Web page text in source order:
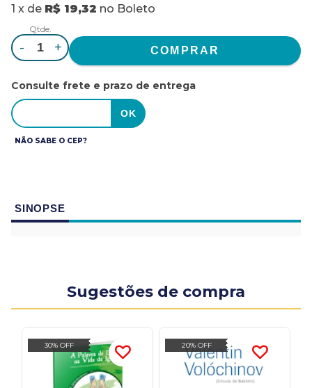
1 x de R$ 19,32 no Boleto
Qtde.
- +
Consulte frete e prazo de entrega
NÃO SABE O CEP?
SINOPSE
Sugestões de compra
30% OFF 20% OFF